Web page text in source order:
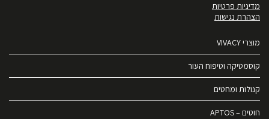
מדיניות פרטיות
הצהרת נגישות
מוצרי VIVACY
קוסמטיקה וטיפוח העור
קנולות ומחטים
חוטים – APTOS